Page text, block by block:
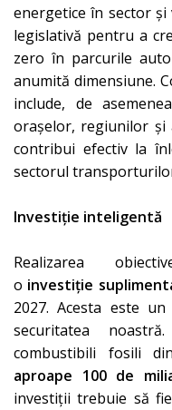
energetice în sector
legislativă pentru a
zero în parcurile
anumită dimensiune.
include, de
orașelor, regiunilor
contribui efectiv la
sectorul
Investiție inteligentă
Realizarea
o investiție
2027. Acesta este
securitatea
combustibili fosili
aproape 100 de
investiții trebuie să